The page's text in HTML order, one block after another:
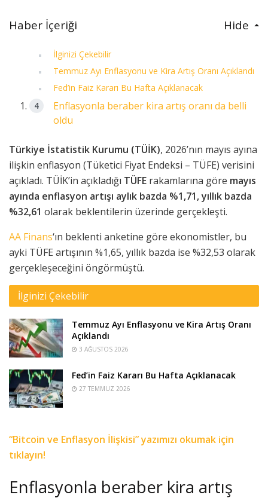
Haber İçeriği Hide
İlginizi Çekebilir
Temmuz Ayı Enflasyonu ve Kira Artış Oranı Açıklandı
Fed’in Faiz Kararı Bu Hafta Açıklanacak
Enflasyonla beraber kira artış oranı da belli
oldu
Türkiye İstatistik Kurumu (TÜİK), 2026’nın mayıs ayına
ilişkin enflasyon (Tüketici Fiyat Endeksi – TÜFE) verisini
açıkladı. TÜİK’in açıkladığı TÜFE rakamlarına göre mayıs
ayında enflasyon artışı aylık bazda %1,71, yıllık bazda
%32,61 olarak beklentilerin üzerinde gerçekleşti.
AA Finans‘ın beklenti anketine göre ekonomistler, bu
ayki TÜFE artışının %1,65, yıllık bazda ise %32,53 olarak
gerçekleşeceğini öngörmüştü.
İlginizi Çekebilir
Temmuz Ayı Enflasyonu ve Kira Artış Oranı
Açıklandı
3 AĞUSTOS 2026
Fed’in Faiz Kararı Bu Hafta Açıklanacak
27 TEMMUZ 2026
“Bitcoin ve Enflasyon İlişkisi” yazımızı okumak için
tıklayın!
Enflasyonla beraber kira artış